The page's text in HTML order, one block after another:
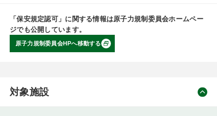
「保安規定認可」に関する情報は原子力規制委員会ホームペー
ジでも公開しています。
原子力規制委員会HPへ移動する
対象施設